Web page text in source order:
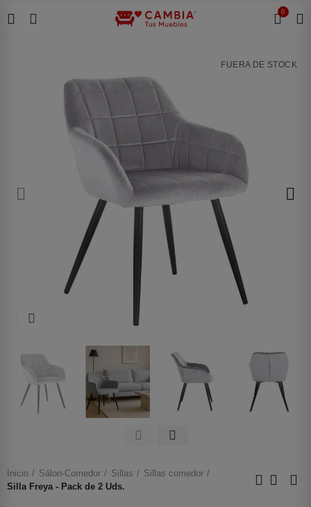
0
FUERA DE STOCK
Haga clic para ampliar
Inicio Sálon-Comedor Sillas
Sillas comedor
Silla Freya - Pack de 2 Uds.